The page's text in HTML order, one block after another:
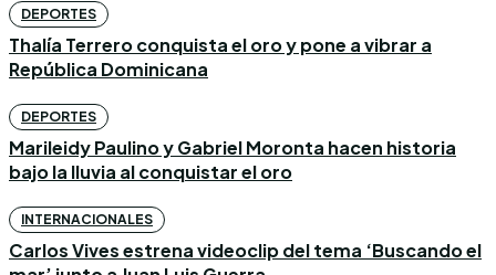
DEPORTES
Thalía Terrero conquista el oro y pone a vibrar a
República Dominicana
DEPORTES
Marileidy Paulino y Gabriel Moronta hacen historia
bajo la lluvia al conquistar el oro
INTERNACIONALES
Carlos Vives estrena videoclip del tema ‘Buscando el